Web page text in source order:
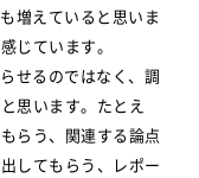
増えていると思いま
じています。
せるのではなく、調
思います。たとえ
らう、関連する論点
してもらう、レポー